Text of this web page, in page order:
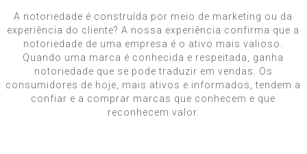
L
A
N
,
A notoriedade é construída por meio de marketing ou da
experiência do cliente? A nossa experiência confirma que a
notoriedade de uma empresa é o ativo mais valioso.
Quando uma marca é conhecida e respeitada, ganha
notoriedade que se pode traduzir em vendas. Os
consumidores de hoje, mais ativos e informados, tendem a
confiar e a comprar marcas que conhecem e que
reconhecem valor.